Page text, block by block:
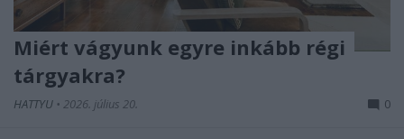
Miért vágyunk egyre inkább régi
tárgyakra?
HATTYU • 2026. július 20. 0